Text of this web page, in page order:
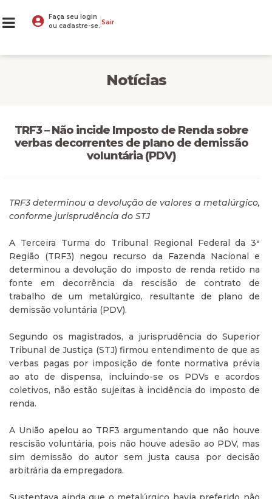
Faça seu login
ou cadastre-se. Sair
Notícias
TRF3 – Não incide Imposto de Renda sobre
verbas decorrentes de plano de demissão
voluntária (PDV)
TRF3 determinou a devolução de valores a metalúrgico,
conforme jurisprudência do STJ
A Terceira Turma do Tribunal Regional Federal da 3ª
Região (TRF3) negou recurso da Fazenda Nacional e
determinou a devolução do imposto de renda retido na
fonte em decorrência da rescisão de contrato de
trabalho de um metalúrgico, resultante de plano de
demissão voluntária (PDV).
Segundo os magistrados, a jurisprudência do Superior
Tribunal de Justiça (STJ) firmou entendimento de que as
verbas pagas por imposição de fonte normativa prévia
ao ato de dispensa, incluindo-se os PDVs e acordos
coletivos, não estão sujeitas à incidência do imposto de
renda.
A União apelou ao TRF3 argumentando que não houve
rescisão voluntária, pois não houve adesão ao PDV, mas
sim demissão do autor sem justa causa por decisão
arbitrária da empregadora.